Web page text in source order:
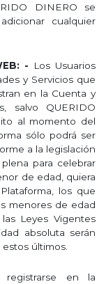
DINERO se
cualquier
- Los Usuarios
y Servicios que
en la Cuenta y
salvo QUERIDO
al momento del
sólo podrá ser
a la legislación
para celebrar
de edad, quiera
los que
menores de edad
Leyes Vigentes
absoluta serán
últimos.
registrarse en la